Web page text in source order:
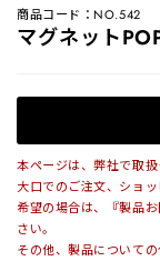
商品コード：NO.542
マグネット
本ページは、弊社で取扱
大口でのご注文、ショ
希望の場合は、『製品
さい。
その他、製品について